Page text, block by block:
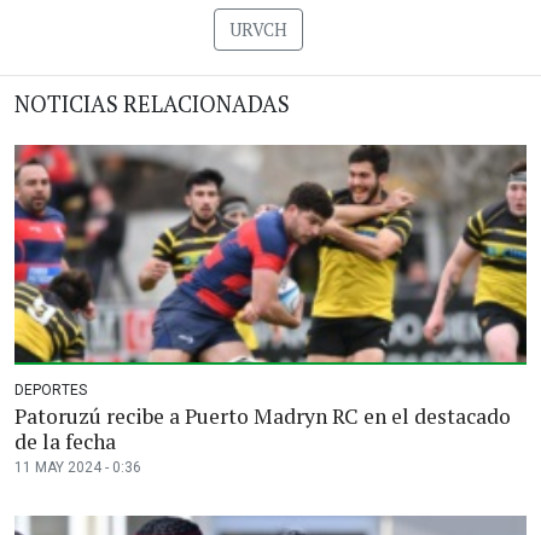
URVCH
NOTICIAS RELACIONADAS
DEPORTES
Patoruzú recibe a Puerto Madryn RC en el destacado
de la fecha
11 MAY 2024 - 0:36